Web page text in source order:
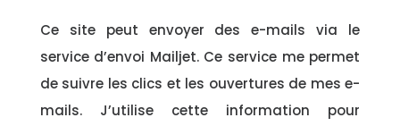
Ce site peut envoyer des e-mails via le
service d’envoi Mailjet. Ce service me permet
de suivre les clics et les ouvertures de mes e-
mails. J’utilise cette information pour